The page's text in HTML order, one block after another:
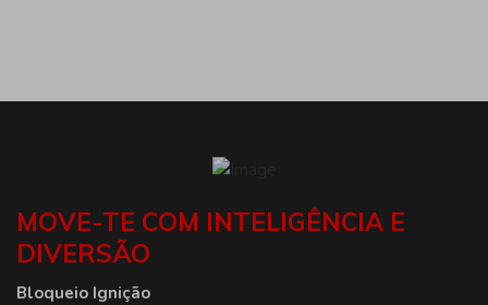
MOVE-TE COM INTELIGÊNCIA E
DIVERSÃO
Bloqueio Ignição